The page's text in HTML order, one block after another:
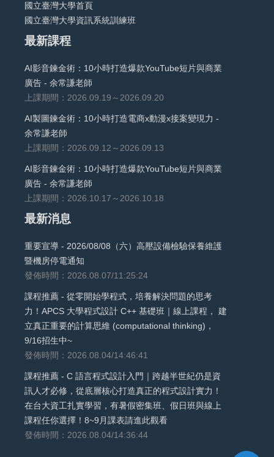
國立臺灣大學首頁
國立臺灣大學資訊系統訓練班
最新課程
AI影音鍊金術：10小時打造爆款YouTube短片與商業
廣告 - 余常謙老師
上課期間：2026.09.19～2026.09.20
AI製圖鍊金術：10小時打造電商x動漫x接案變現力 -
余常謙老師
上課期間：2026.09.12～2026.09.13
AI影音鍊金術：10小時打造爆款YouTube短片與商業
廣告 - 余常謙老師
上課期間：2026.10.17～2026.10.18
最新消息
重要宣導 - 2026/08/08（六）高壓設備檢驗保養維護
暨機房停電通知
發佈時間：2026.08.07/11:25:24
課程推薦 - 從零開始學程式，培養解決問題的思考
力！APCS 大學程式設計 C++ 基礎班｜線上課程， 建
立真正重要的計算思維 (computational thinking)，
9/16招生中~
發佈時間：2026.08.04/14:46:41
課程推薦 - C 語言程式設計入門｜跨越半世紀仍是資
訊人才必修，從底層核心打造真正的程式設計實力！
在台大資工扎實學習，有暑假密集班、假日班與線上
課程任你選擇！8~9月課表請進此觀看
發佈時間：2026.08.04/14:36:44